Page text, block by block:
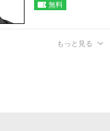
無料
もっと見る